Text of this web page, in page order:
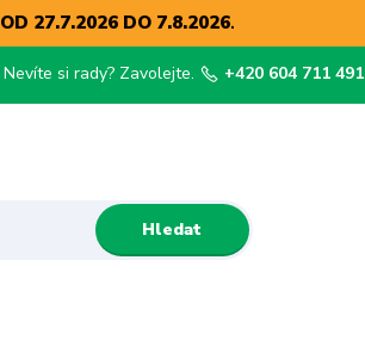
OD 27.7.2026 DO 7.8.2026.
Hledat
Nevíte si rady? Zavolejte. +420 604 711 491